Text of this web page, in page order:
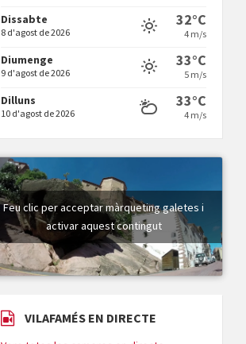
En Bum
Vermuts a la Font. Hit parit
Dissabte
8 d'agost de 2026
32°C
4 m/s
Diumenge
9 d'agost de 2026
33°C
5 m/s
Dilluns
10 d'agost de 2026
33°C
4 m/s
Feu clic per acceptar màrqueting galetes i
activar aquest contingut
VILAFAMÉS EN DIRECTE